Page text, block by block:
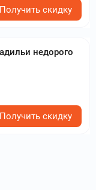
Получить скидку
недорого
Получить скидку